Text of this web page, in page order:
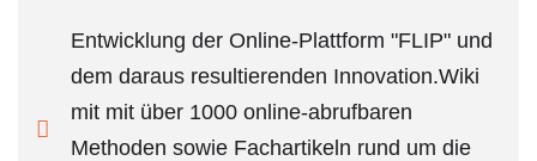
Entwicklung der Online-Plattform "FLIP" und
dem daraus resultierenden Innovation.Wiki
mit mit über 1000 online-abrufbaren
Methoden sowie Fachartikeln rund um die